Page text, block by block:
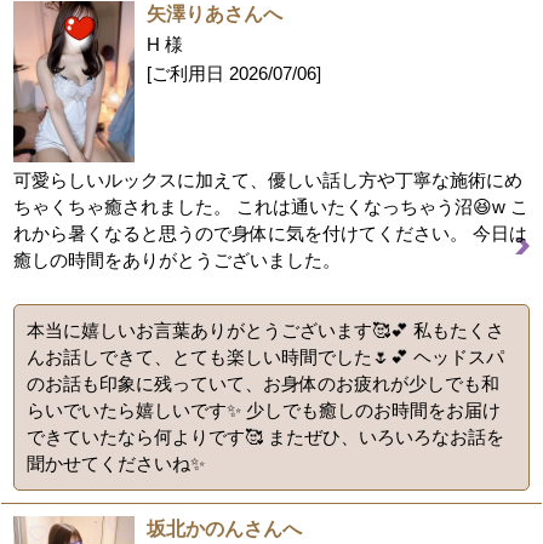
矢澤りあさんへ
H 様
[ご利用日 2026/07/06]
可愛らしいルックスに加えて、優しい話し方や丁寧な施術にめ
ちゃくちゃ癒されました。 これは通いたくなっちゃう沼😆w こ
れから暑くなると思うので身体に気を付けてください。 今日は
癒しの時間をありがとうございました。
本当に嬉しいお言葉ありがとうございます🥰💕 私もたくさ
んお話しできて、とても楽しい時間でした🌷💕 ヘッドスパ
のお話も印象に残っていて、お身体のお疲れが少しでも和
らいでいたら嬉しいです✨ 少しでも癒しのお時間をお届け
できていたなら何よりです🥰 またぜひ、いろいろなお話を
聞かせてくださいね✨
坂北かのんさんへ